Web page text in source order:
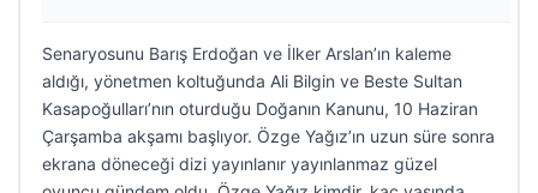
Senaryosunu Barış Erdoğan ve İlker Arslan’ın kaleme
aldığı, yönetmen koltuğunda Ali Bilgin ve Beste Sultan
Kasapoğulları’nın oturduğu Doğanın Kanunu, 10 Haziran
Çarşamba akşamı başlıyor. Özge Yağız’ın uzun süre sonra
ekrana döneceği dizi yayınlanır yayınlanmaz güzel